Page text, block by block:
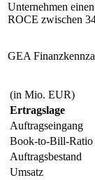
Unternehmen
ROCE zwischen
GEA
(in Mio. EUR)
Ertragslage
Auftragseingang
Book-to-Bill-Ratio
Auftragsbestand
Umsatz